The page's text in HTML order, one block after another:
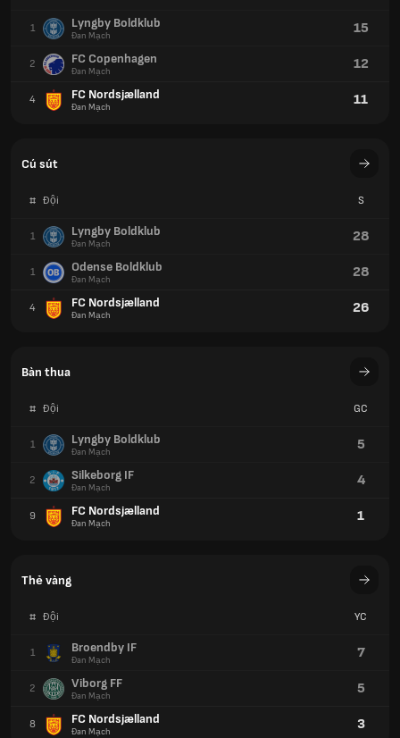
1 Lyngby Boldklub
Đan Mạch 15
2 FC Copenhagen
Đan Mạch 12
4 FC Nordsjælland
Đan Mạch 11
Cú sút
# Đội S
1 Lyngby Boldklub
Đan Mạch 28
1 Odense Boldklub
Đan Mạch 28
4 FC Nordsjælland
Đan Mạch 26
Bàn thua
# Đội GC
1 Lyngby Boldklub
Đan Mạch 5
2 Silkeborg IF
Đan Mạch 4
9 FC Nordsjælland
Đan Mạch 1
Thẻ vàng
# Đội YC
1 Broendby IF
Đan Mạch 7
2 Viborg FF
Đan Mạch 5
8 FC Nordsjælland
Đan Mạch 3